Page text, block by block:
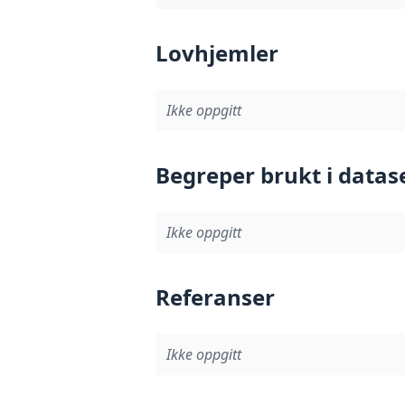
Lovhjemler
Ikke oppgitt
Begreper brukt i
Ikke oppgitt
Referanser
Ikke oppgitt